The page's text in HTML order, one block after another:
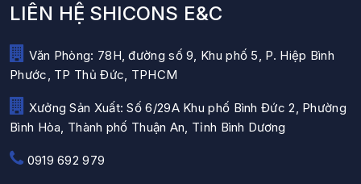
LIÊN HỆ SHICONS E&C
Văn Phòng: 78H, đường số 9, Khu phố 5, P. Hiệp Bình
Phước, TP Thủ Đức, TPHCM
Xưởng Sản Xuất: Số 6/29A Khu phố Bình Đức 2, Phường
Bình Hòa, Thành phố Thuận An, Tỉnh Bình Dương
0919 692 979